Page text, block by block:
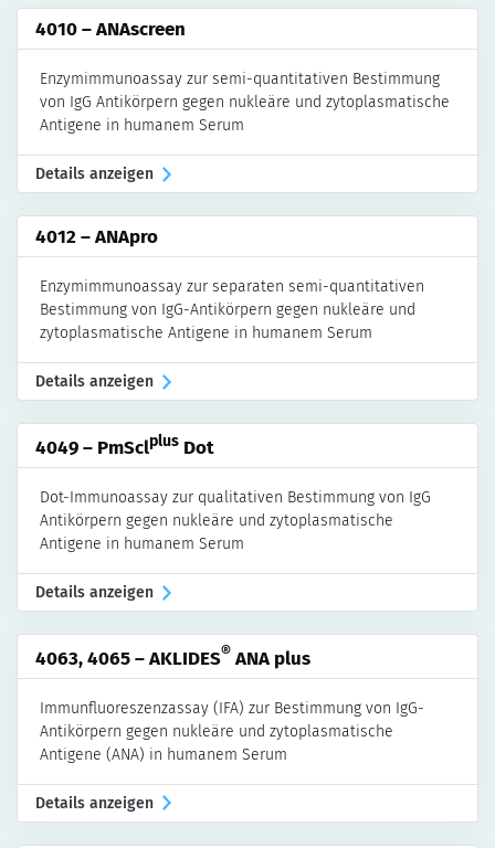
4010 – ANAscreen
Enzymimmunoassay zur semi-quantitativen Bestimmung
von IgG Antikörpern gegen nukleäre und zytoplasmatische
Antigene in humanem Serum
Details anzeigen
4012 – ANApro
Enzymimmunoassay zur separaten semi-quantitativen
Bestimmung von IgG-Antikörpern gegen nukleäre und
zytoplasmatische Antigene in humanem Serum
Details anzeigen
4049 – PmSclplus Dot
Dot-Immunoassay zur qualitativen Bestimmung von IgG
Antikörpern gegen nukleäre und zytoplasmatische
Antigene in humanem Serum
Details anzeigen
4063, 4065 – AKLIDES® ANA plus
Immunfluoreszenzassay (IFA) zur Bestimmung von IgG-
Antikörpern gegen nukleäre und zytoplasmatische
Antigene (ANA) in humanem Serum
Details anzeigen